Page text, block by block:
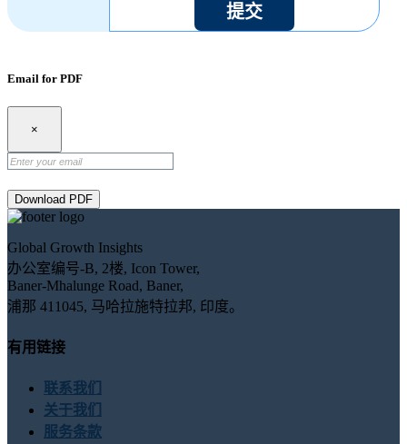
提交
Email for PDF
×
Download PDF
Global Growth Insights
办公室编号-B, 2楼, Icon Tower,
Baner-Mhalunge Road, Baner,
浦那 411045, 马哈拉施特拉邦, 印度。
有用链接
联系我们
关于我们
服务条款